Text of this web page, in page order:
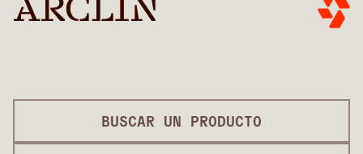
BUSCAR UN PRODUCTO